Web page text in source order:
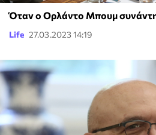
Όταν ο Ορλάντο Μπουμ
Life 27.03.2023 14:19